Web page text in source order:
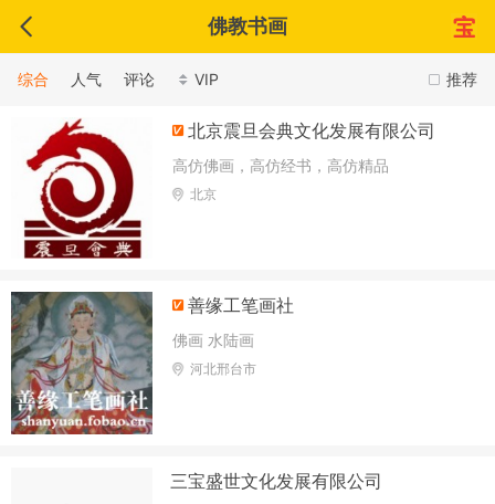
佛教书画
推荐
综合 人气 评论 VIP
北京震旦会典文化发展有限公司
高仿佛画，高仿经书，高仿精品
北京
善缘工笔画社
佛画 水陆画
河北邢台市
三宝盛世文化发展有限公司